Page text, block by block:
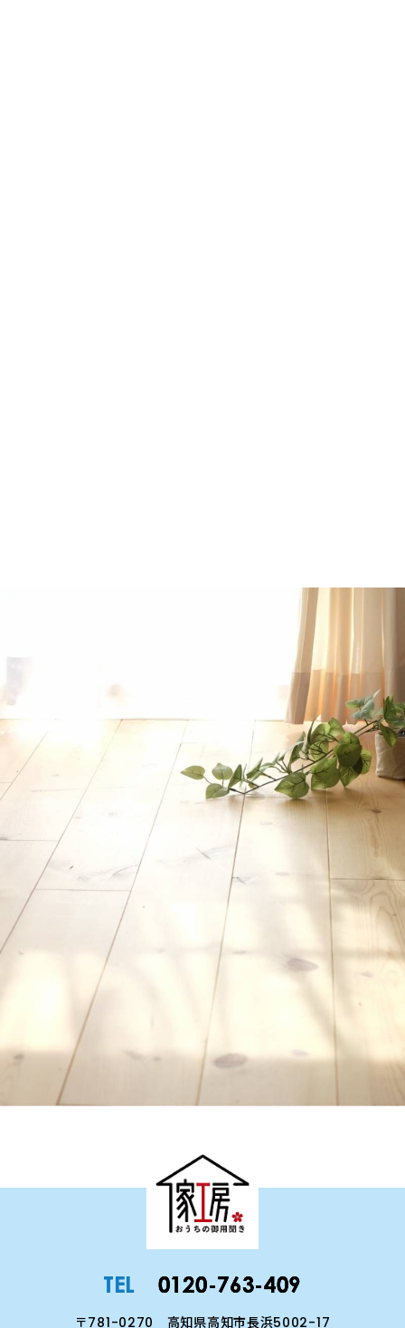
LINEでご相談
お問い合わせ
9:00～19:00
TEL 0120-763-409
〒781-0270 高知県高知市長浜5002-17